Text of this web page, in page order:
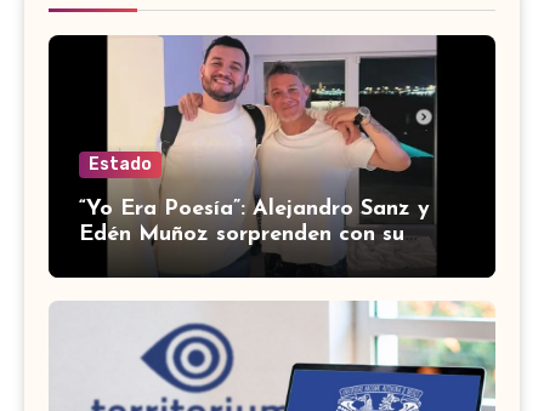
Estado
“Yo Era Poesía”: Alejandro Sanz y
Edén Muñoz sorprenden con su
nueva colaboración